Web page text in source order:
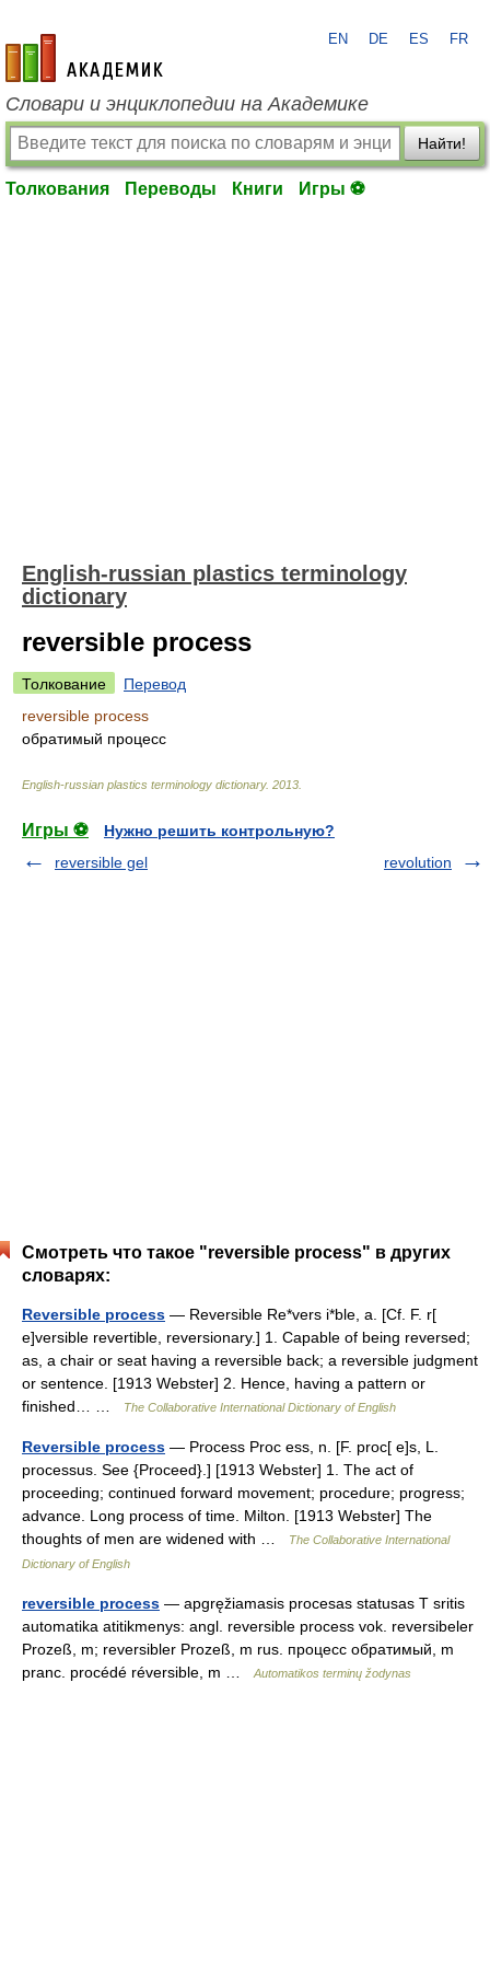
academic.ru
EN DE ES FR
Словари и энциклопедии на Академике
Найти!
Толкования Переводы Книги Игры ⚽
English-russian plastics terminology
dictionary
reversible process
Толкование
Перевод
reversible process
обратимый процесс
English-russian plastics terminology dictionary. 2013
Игры ⚽
Нужно решить контрольную?
reversible gel
revolution
Смотреть что такое "reversible process" в других
словарях:
Reversible process — Reversible Re*vers i*ble, a. [Cf. F. r[
e]versible revertible, reversionary.] 1. Capable of being reversed;
as, a chair or seat having a reversible back; a reversible judgment
or sentence. [1913 Webster] 2. Hence, having a pattern or
finished… …
The Collaborative International Dictionary of English
Reversible process — Process Proc ess, n. [F. proc[ e]s, L.
processus. See {Proceed}.] [1913 Webster] 1. The act of
proceeding; continued forward movement; procedure; progress;
advance. Long process of time. Milton. [1913 Webster] The
thoughts of men are widened with …
The Collaborative International
Dictionary of English
reversible process — apgręžiamasis procesas statusas T sritis
automatika atitikmenys: angl. reversible process vok. reversibeler
Prozeß, m; reversibler Prozeß, m rus. процесс обратимый, m
pranc. procédé réversible, m …
Automatikos terminų žodynas